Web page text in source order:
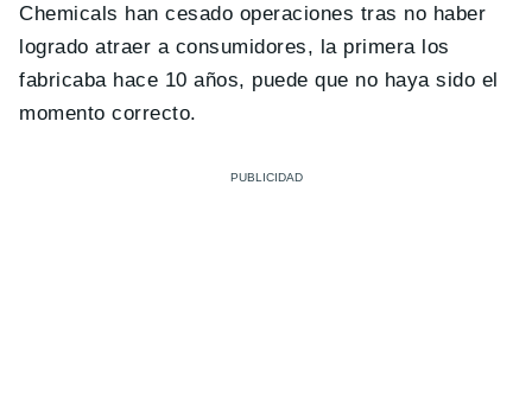
Chemicals han cesado operaciones tras no haber
logrado atraer a consumidores, la primera los
fabricaba hace 10 años, puede que no haya sido el
momento correcto.